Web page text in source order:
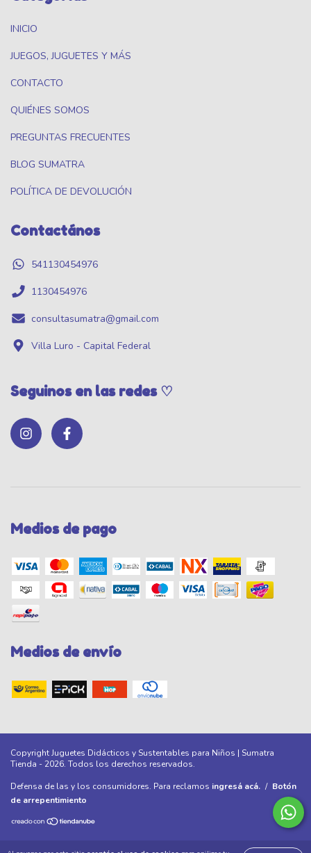
INICIO
JUEGOS, JUGUETES Y MÁS
CONTACTO
QUIÉNES SOMOS
PREGUNTAS FRECUENTES
BLOG SUMATRA
POLÍTICA DE DEVOLUCIÓN
Contactános
541130454976
1130454976
consultasumatra@gmail.com
Villa Luro - Capital Federal
Seguinos en las redes ♡
Medios de pago
Medios de envío
Copyright Juguetes Didácticos y Sustentables para Niños | Sumatra
Tienda - 2026. Todos los derechos reservados.
Defensa de las y los consumidores. Para reclamos ingresá acá. / Botón
de arrepentimiento